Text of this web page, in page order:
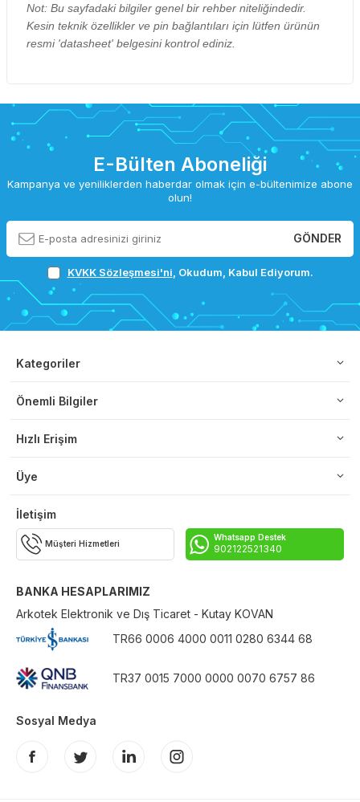
Not: Bu sayfadaki bilgiler genel bir rehber niteliğindedir.
Kesin teknik özellikler ve pin bağlantıları için lütfen ürünün
resmi 'datasheet' belgesini kontrol ediniz.
E-Bülten Aboneliği
Kampanya ve yeniliklerden haberdar olmak için e-bültenimize abone
olun!
GÖNDER
KVKK Sözleşmesi'ni , Okudum, Kabul Ediyorum.
Kategoriler
Önemli Bilgiler
Hızlı Erişim
Üye
İletişim
Müşteri Hizmetleri
Whatsapp Destek
902122521340
BANKA HESAPLARIMIZ
Arkotek Elektronik ve Dış Ticaret - Kutay KOVAN
TR66 0006 4000 0011 0280 6344 68
TR37 0015 7000 0000 0070 6757 86
Sosyal Medya